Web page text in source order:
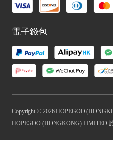
電子錢包
Copyright © 2026 HOPEGOO
HOPEGOO (HONGKONG) LIMITED